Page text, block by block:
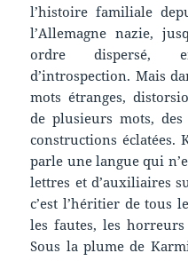
l’histoire familiale
l’Allemagne nazie,
ordre dispersé,
d’introspection. Mais
mots étranges,
de plusieurs mots,
constructions éclatées.
parle une langue qui
lettres et d’auxiliaires
c’est l’héritier de tous
les fautes, les horreurs
Sous la plume de